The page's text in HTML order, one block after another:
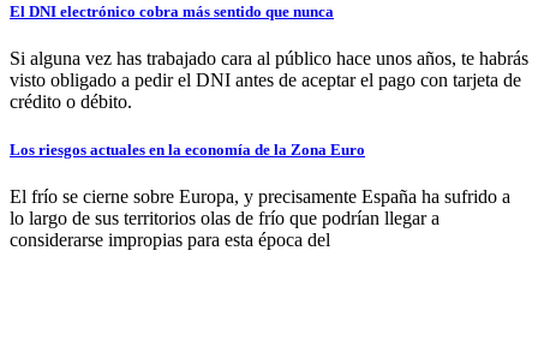
El DNI electrónico cobra más sentido que nunca
Si alguna vez has trabajado cara al público hace unos años, te habrás
visto obligado a pedir el DNI antes de aceptar el pago con tarjeta de
crédito o débito.
Los riesgos actuales en la economía de la Zona Euro
El frío se cierne sobre Europa, y precisamente España ha sufrido a
lo largo de sus territorios olas de frío que podrían llegar a
considerarse impropias para esta época del